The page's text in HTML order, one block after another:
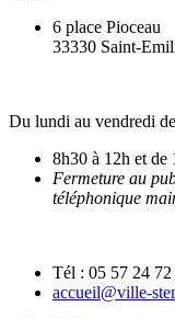
6 place Pioceau
33330 Saint-
Du lundi au vendredi de
8h30 à 12h et de
Fermeture au
téléphonique
Tél : 05 57 24 72
accueil@ville-